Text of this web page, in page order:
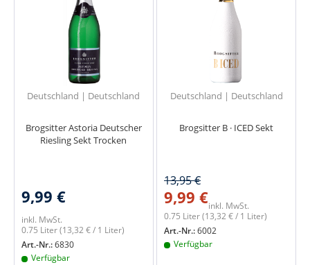
Deutschland | Deutschland
Brogsitter Astoria Deutscher
Riesling Sekt Trocken
9,99 €
inkl. MwSt.
0.75 Liter(13,32 € / 1 Liter)
Art.-Nr.:6830
Verfügbar
Deutschland | Deutschland
Brogsitter B · ICED Sekt
13,95 €
9,99 €inkl. MwSt.
0.75 Liter(13,32 € / 1 Liter)
Art.-Nr.:6002
Verfügbar